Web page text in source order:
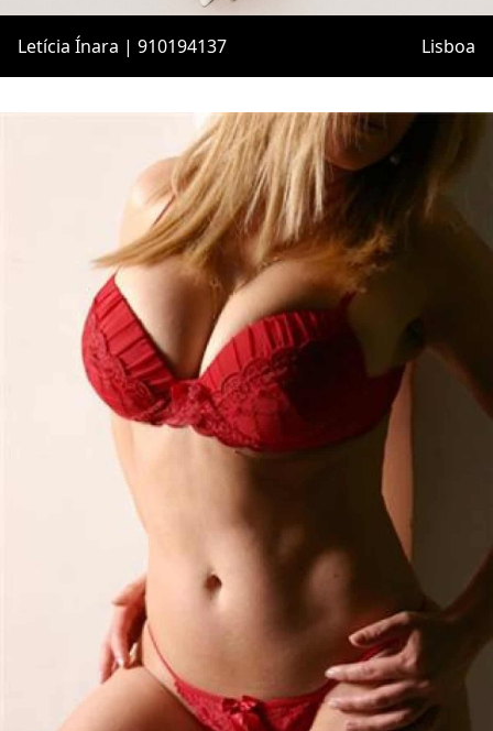
Letícia Ínara | 910194137 Lisboa